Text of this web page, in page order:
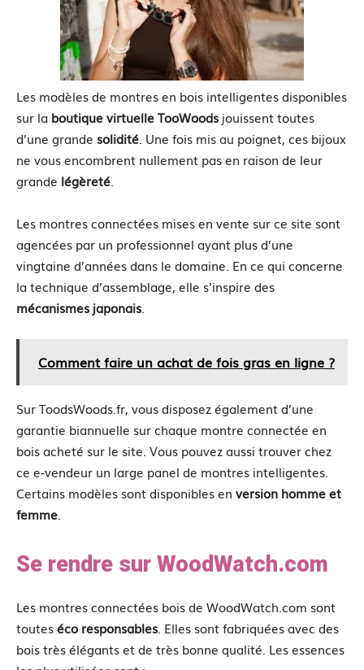
Les modèles de montres en bois intelligentes disponibles
sur la boutique virtuelle TooWoods jouissent toutes
d’une grande solidité. Une fois mis au poignet, ces bijoux
ne vous encombrent nullement pas en raison de leur
grande légèreté.
Les montres connectées mises en vente sur ce site sont
agencées par un professionnel ayant plus d’une
vingtaine d’années dans le domaine. En ce qui concerne
la technique d’assemblage, elle s’inspire des
mécanismes japonais.
Comment faire un achat de fois gras en ligne ?
Sur ToodsWoods.fr, vous disposez également d’une
garantie biannuelle sur chaque montre connectée en
bois acheté sur le site. Vous pouvez aussi trouver chez
ce e-vendeur un large panel de montres intelligentes.
Certains modèles sont disponibles en version homme et
femme.
Se rendre sur WoodWatch.com
Les montres connectées bois de WoodWatch.com sont
touteséco responsables. Elles sont fabriquées avec des
bois très élégants et de très bonne qualité. Les essences